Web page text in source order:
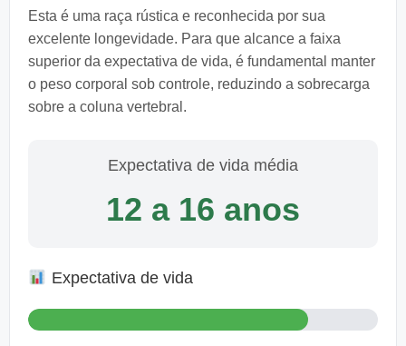
Esta é uma raça rústica e reconhecida por sua
excelente longevidade. Para que alcance a faixa
superior da expectativa de vida, é fundamental manter
o peso corporal sob controle, reduzindo a sobrecarga
sobre a coluna vertebral.
Expectativa de vida média
12 a 16 anos
Expectativa de vida